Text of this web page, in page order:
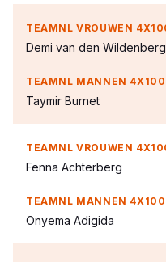
Demi van den Wildenberg
Taymir Burnet
Fenna Achterberg
Onyema Adigida